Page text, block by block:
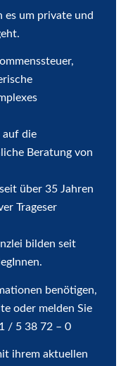
es um private und
auf die
Beratung von
über 35 Jahren
Trageser
bilden seit
benötigen,
oder melden Sie
/ 5 38 72 – 0
ihrem aktuellen